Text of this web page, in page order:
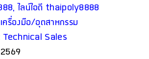
ไลน์ไอดี thaipoly8888
เครื่องมือ/อุตสาหกรรม
Technical Sales
1 สิงหาคม 2569